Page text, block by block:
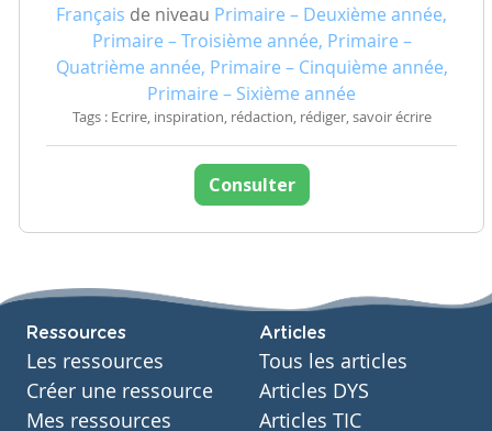
Français de niveau Primaire – Deuxième année,
Primaire – Troisième année, Primaire –
Quatrième année, Primaire – Cinquième année,
Primaire – Sixième année
Tags : Ecrire, inspiration, rédaction, rédiger, savoir écrire
Consulter
Ressources
Les ressources
Créer une ressource
Mes ressources
Articles
Tous les articles
Articles DYS
Articles TIC